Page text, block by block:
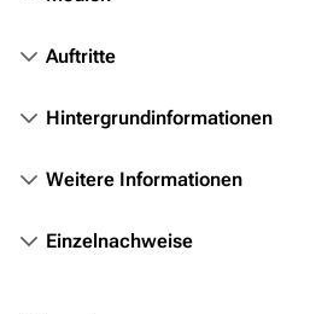
Autorenportal
Themengruppen
Auftritte
Hintergrundinformationen
Weitere Informationen
Einzelnachweise